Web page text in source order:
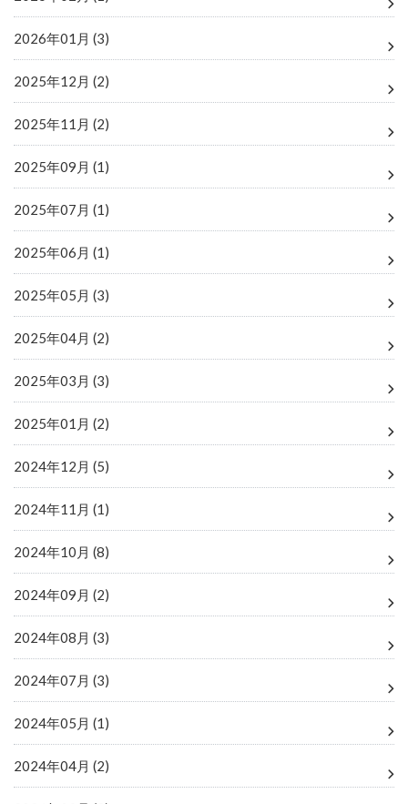
2026年01月 (3)
2025年12月 (2)
2025年11月 (2)
2025年09月 (1)
2025年07月 (1)
2025年06月 (1)
2025年05月 (3)
2025年04月 (2)
2025年03月 (3)
2025年01月 (2)
2024年12月 (5)
2024年11月 (1)
2024年10月 (8)
2024年09月 (2)
2024年08月 (3)
2024年07月 (3)
2024年05月 (1)
2024年04月 (2)